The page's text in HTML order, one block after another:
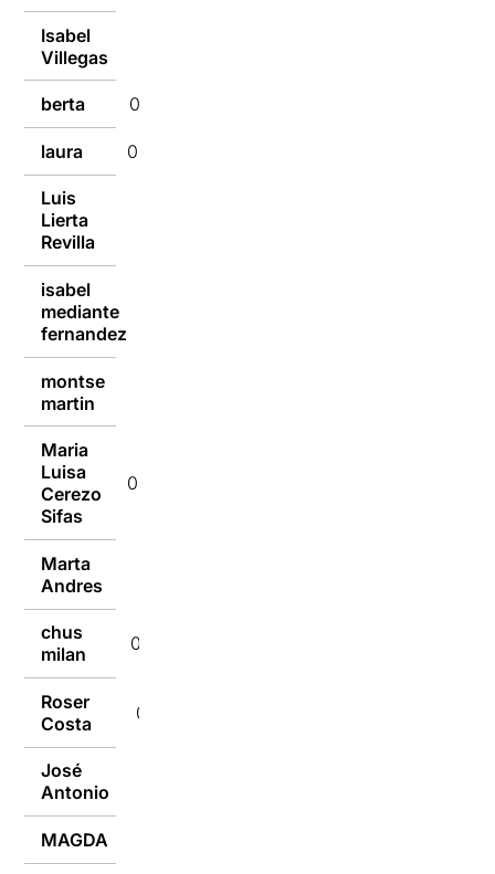
Isabel
Villegas
berta 09/01/2017
laura 09/01/2017
Luis
Lierta
Revilla
isabel
mediante
fernandez
montse
martin
Maria
Luisa
Cerezo
Sifas
09/01/2017
Marta
Andres
chus
milan
09/01/2017
Roser
Costa
09/01/2017
José
Antonio
MAGDA